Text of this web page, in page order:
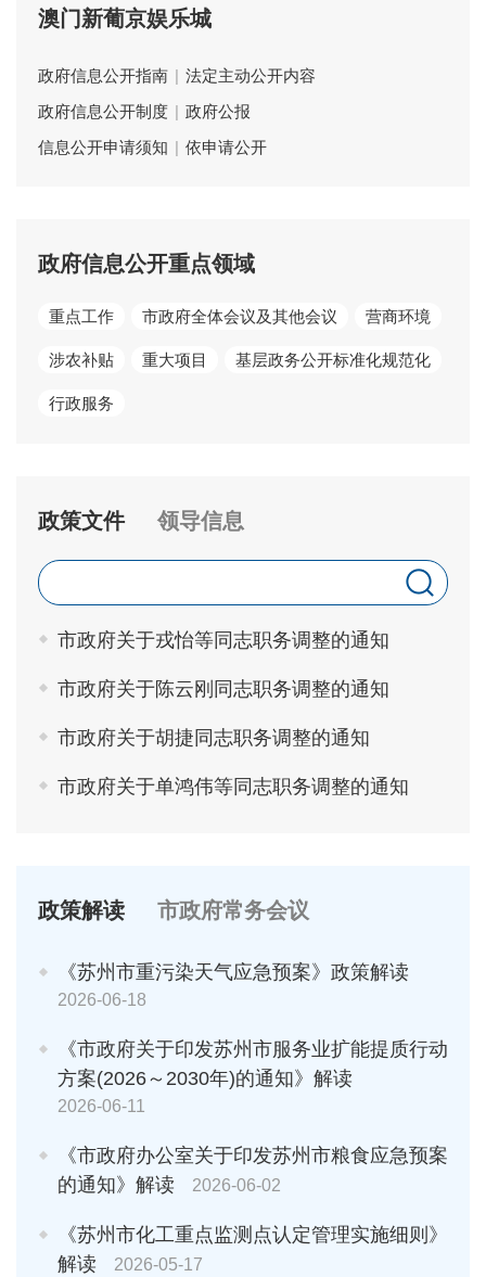
澳门新葡京娱乐城
政府信息公开指南 | 法定主动公开内容
政府信息公开制度 | 政府公报
信息公开申请须知 | 依申请公开
政府信息公开重点领域
重点工作 市政府全体会议及其他会议 营商环境
涉农补贴 重大项目 基层政务公开标准化规范化
行政服务
政策文件 领导信息
市政府关于戎怡等同志职务调整的通知
市政府关于陈云刚同志职务调整的通知
市政府关于胡捷同志职务调整的通知
市政府关于单鸿伟等同志职务调整的通知
政策解读 市政府常务会议
《苏州市重污染天气应急预案》政策解读
2026-06-18
《市政府关于印发苏州市服务业扩能提质行动
方案(2026～2030年)的通知》解读
2026-06-11
《市政府办公室关于印发苏州市粮食应急预案
的通知》解读
2026-06-02
《苏州市化工重点监测点认定管理实施细则》
解读
2026-05-17